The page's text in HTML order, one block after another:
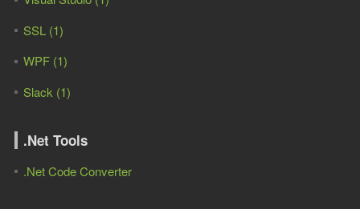
SSL (1)
WPF (1)
Slack (1)
.Net Tools
.Net Code Converter